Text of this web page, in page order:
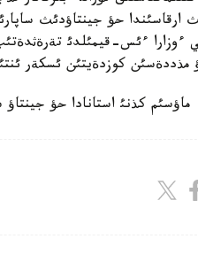
حؤ جينتاؤدئث ساپارئ
ءوزارا ءئس-قيمئلدئ
مذددةسئن كوزدةيتئن ئسكةر